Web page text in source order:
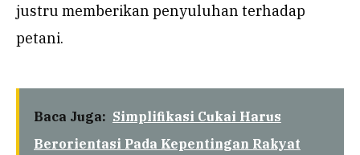
justru memberikan penyuluhan terhadap
petani.
Baca Juga: Simplifikasi Cukai Harus
Berorientasi Pada Kepentingan Rakyat